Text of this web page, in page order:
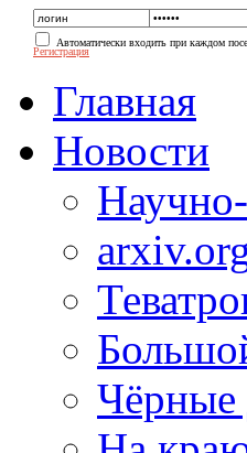
Автоматически входить при каждом
Регистрация
Главная
Новости